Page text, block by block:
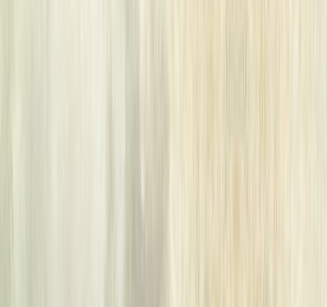
Γρηγόρης Κονδύλης
Κυριακίδου